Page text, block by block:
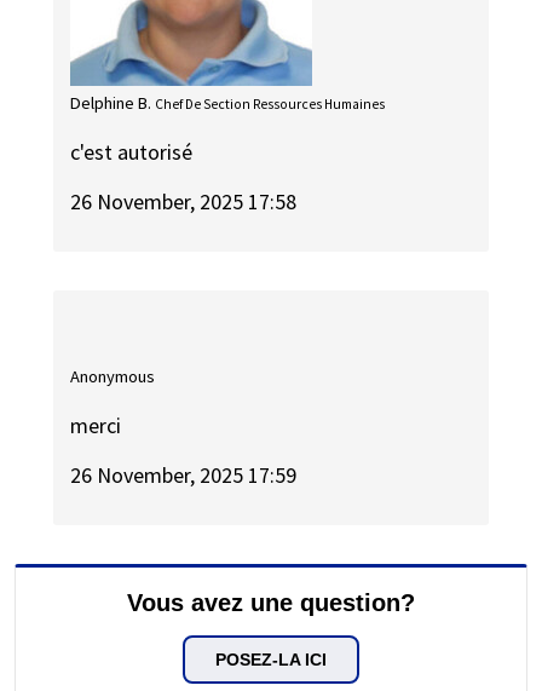
Delphine B. Chef De Section Ressources Humaines
c'est autorisé
26 November, 2025 17:58
Anonymous
merci
26 November, 2025 17:59
Vous avez une question?
POSEZ-LA ICI